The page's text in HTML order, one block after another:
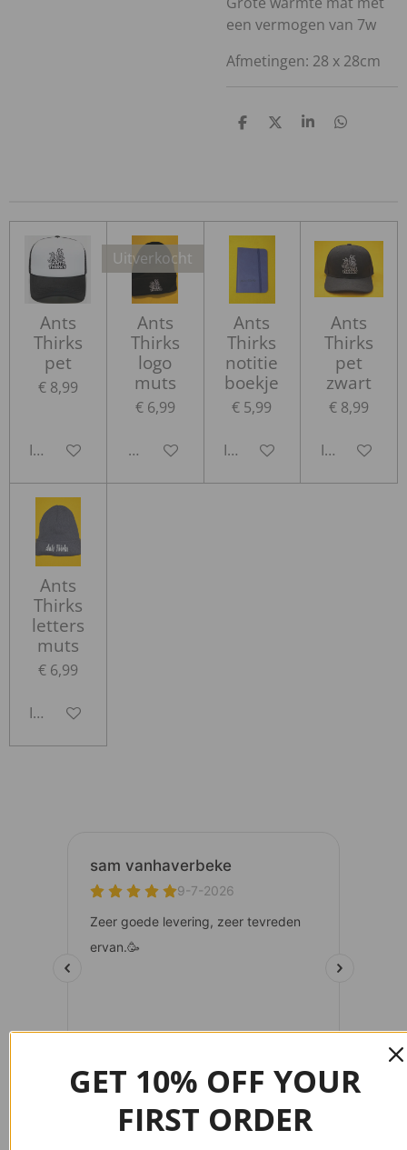
een vermogen van 7w
Afmetingen: 28 x 28cm
D
D
S
D
Ants
Thirks
pet
€ 8,99
In winkelwagen
Uitverkocht
Ants
Thirks
logo
muts
€ 6,99
Houd mij op de hoogte
Ants
Thirks
notitie
boekje
€ 5,99
In winkelwagen
Ants
Thirks
pet
zwart
€ 8,99
In
Ants
Thirks
letters
muts
€ 6,99
In winkelwagen
GET 10% OFF YOUR
FIRST ORDER